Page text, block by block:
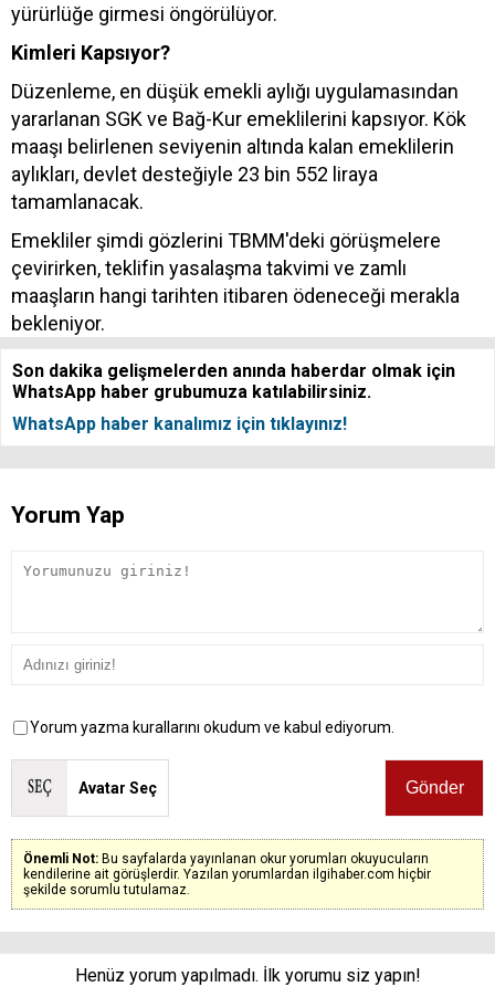
yürürlüğe girmesi öngörülüyor.
Kimleri Kapsıyor?
Düzenleme, en düşük emekli aylığı uygulamasından
yararlanan SGK ve Bağ-Kur emeklilerini kapsıyor. Kök
maaşı belirlenen seviyenin altında kalan emeklilerin
aylıkları, devlet desteğiyle 23 bin 552 liraya
tamamlanacak.
Emekliler şimdi gözlerini TBMM'deki görüşmelere
çevirirken, teklifin yasalaşma takvimi ve zamlı
maaşların hangi tarihten itibaren ödeneceği merakla
bekleniyor.
Son dakika gelişmelerden anında haberdar olmak için
WhatsApp haber grubumuza katılabilirsiniz.
WhatsApp haber kanalımız için tıklayınız!
Yorum Yap
Yorum yazma kurallarını okudum ve kabul ediyorum.
Avatar Seç
Önemli Not: Bu sayfalarda yayınlanan okur yorumları okuyucuların
kendilerine ait görüşlerdir. Yazılan yorumlardan ilgihaber.com hiçbir
şekilde sorumlu tutulamaz.
Henüz yorum yapılmadı. İlk yorumu siz yapın!